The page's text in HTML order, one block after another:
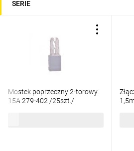
SERIE
Mostek poprzeczny 2-torowy
15A 279-402 /25szt./